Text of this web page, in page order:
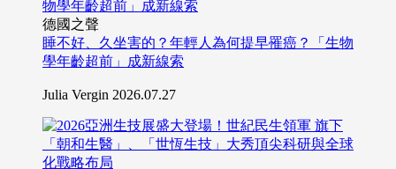
德國之聲
睡不好、久坐害的？年輕人為何提早罹癌？「生物
學年齡超前」成新線索
Julia Vergin 2026.07.27